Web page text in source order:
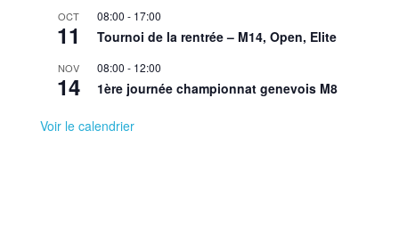
OCT
11
08:00 - 17:00
Tournoi de la rentrée – M14, Open, Elite
NOV
14
08:00 - 12:00
1ère journée championnat genevois M8
Voir le calendrier